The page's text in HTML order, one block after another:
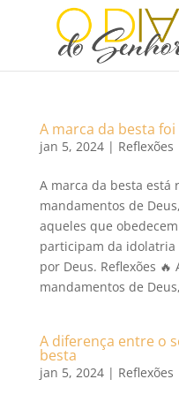
A marca da besta
jan 5, 2024| Reflexões
A marca da besta está
mandamentos de
aqueles que
participam da idolatria
por Deus. Reflexões
mandamentos de
A diferença entre o
besta
jan 5, 2024| Reflexões